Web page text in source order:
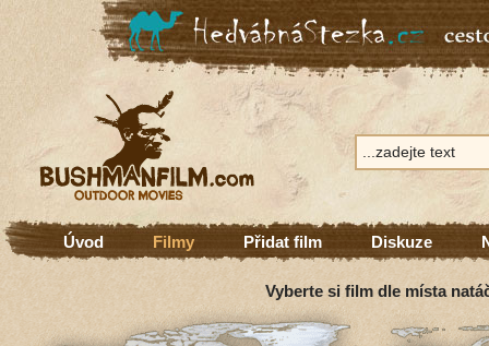
Úvod Filmy Přidat film Diskuze
Vyberte si film dle místa